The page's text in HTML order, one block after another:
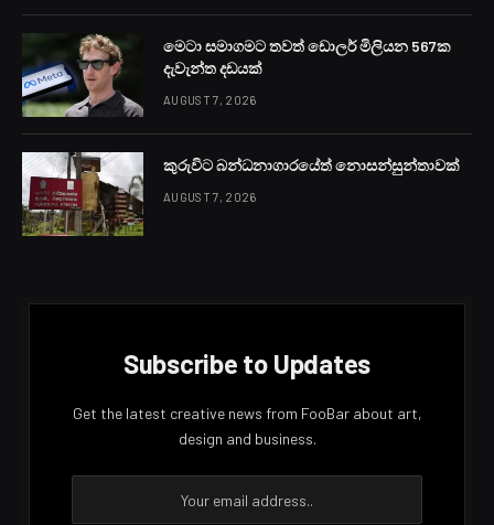
මෙටා සමාගමට තවත් ඩොලර් මිලියන 567ක
දැවැන්ත දඩයක්
AUGUST 7, 2026
කුරුවිට බන්ධනාගාරයේත් නොසන්සුන්තාවක්
AUGUST 7, 2026
Subscribe to Updates
Get the latest creative news from FooBar about art,
design and business.